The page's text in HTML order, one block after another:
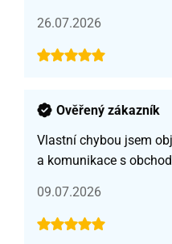
26.07.2026
Ověřený zákazník
Vlastní chybou jsem
a komunikace s
09.07.2026